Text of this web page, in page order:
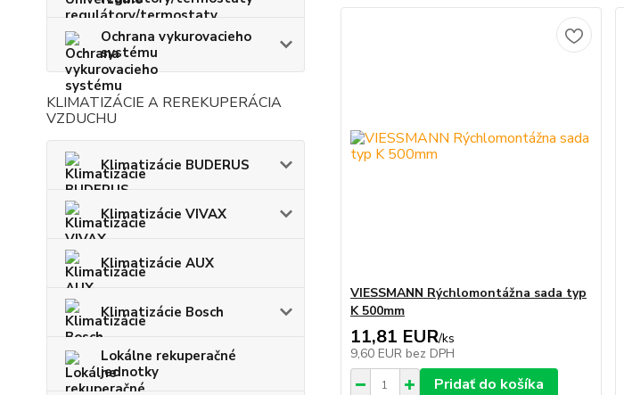
Ochrana vykurovacieho
systému
KLIMATIZÁCIE A REREKUPERÁCIA
VZDUCHU
Klimatizácie BUDERUS
Klimatizácie VIVAX
Klimatizácie AUX
Klimatizácie Bosch
Lokálne rekuperačné
jednotky
VIESSMANN Rýchlomontážna sada typ
K 500mm
11,81 EUR/ks
9,60 EUR bez DPH
Pridať do košíka